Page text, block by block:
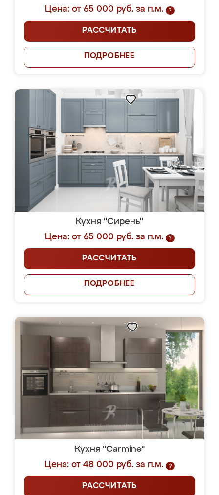
Цена: от 65 000 руб. за п.м.
?
РАССЧИТАТЬ
ПОДРОБНЕЕ
Кухня "Сирень"
Цена: от 65 000 руб. за п.м.
?
РАССЧИТАТЬ
ПОДРОБНЕЕ
Кухня "Carmine"
Цена: от 48 000 руб. за п.м.
?
РАССЧИТАТЬ